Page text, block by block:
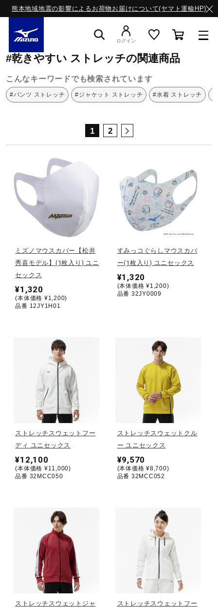
熊本地域地震の影響によるお荷物お届けについて(ヤマト運輸HP)
ライフスタイルウエア
サッカー／フットサル
トレーニング
野球
バレーボール
テニス／ソフトテニス
バドミントン
陸上競技
ソフトボール
柔道
ウィンタースポーツ
ログイン
ミズノ公式オンライン ストレッチ
#乾きやすい ストレッチの関連商品
こんなキーワードでも検索されています
#パンツ ストレッチ #ジャケット ストレッチ #水着 ストレッチ
1 2
ミズノマウスカバー【松井
秀喜モデル】(1枚入り) ユニ
セックス
¥1,320
(本体価格 ¥1,200)
品番 12JY1H01
すみっコぐらしマウスカバ
ー(1枚入り) ユニセックス
¥1,320
(本体価格 ¥1,200)
品番 32JY0009
ストレッチスウェットフー
ディ ユニセックス
¥12,100
(本体価格 ¥11,000)
品番 32MCC050
ストレッチスウェットクル
ー ユニセックス
¥9,570
(本体価格 ¥8,700)
品番 32MCC052
ストレッチスウェットジャ
ストレッチスウェットフー